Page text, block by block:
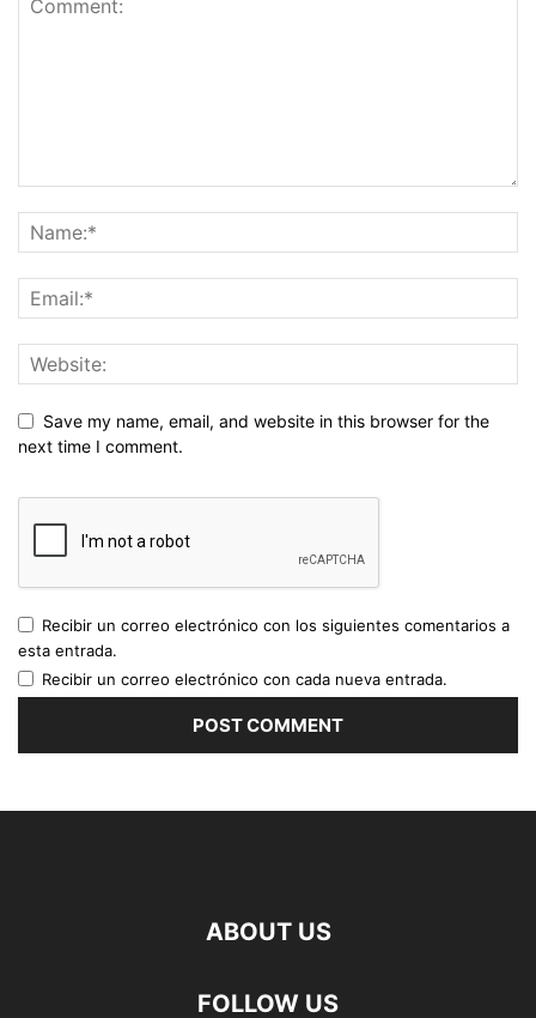
Save my name, email, and website in this browser for the
next time I comment.
Recibir un correo electrónico con los siguientes comentarios a
esta entrada.
Recibir un correo electrónico con cada nueva entrada.
ABOUT US
FOLLOW US